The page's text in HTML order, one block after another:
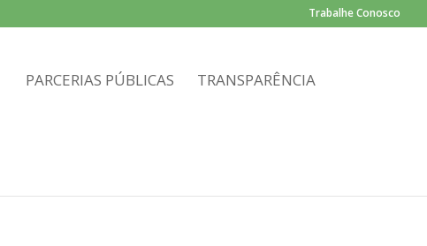
Trabalhe Conosco
PARCERIAS PÚBLICAS TRANSPARÊNCIA